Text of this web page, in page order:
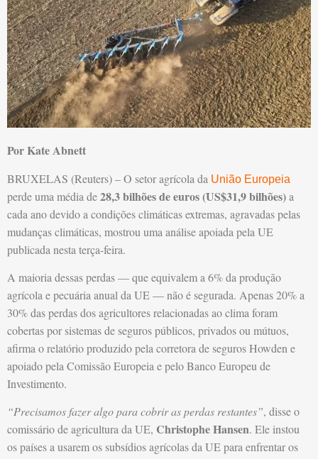
Por Kate Abnett
BRUXELAS (Reuters) – O setor agrícola da União Europeia
perde uma média de 28,3 bilhões de euros (US$31,9 bilhões)a
cada ano devido a condições climáticas extremas, agravadas pelas
mudanças climáticas, mostrou uma análise apoiada pela UE
publicada nesta terça-feira.
A maioria dessas perdas — que equivalem a 6% da produção
agrícola e pecuária anual da UE — não é segurada. Apenas 20% a
30% das perdas dos agricultores relacionadas ao clima foram
cobertas por sistemas de seguros públicos, privados ou mútuos,
afirma o relatório produzido pela corretora de seguros Howden e
apoiado pela Comissão Europeia e pelo Banco Europeu de
Investimento.
“Precisamos fazer algo para cobrir as perdas restantes”, disse o
comissário de agricultura da UE, Christophe Hansen. Ele instou
os países a usarem os subsídios agrícolas da UE para enfrentar os